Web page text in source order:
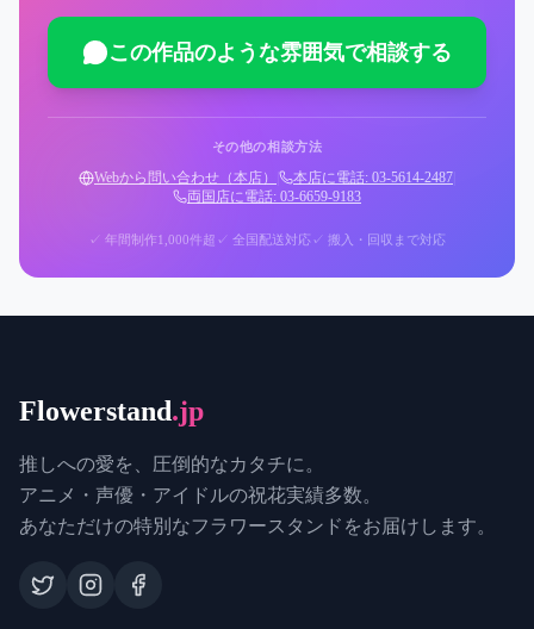
この作品のような雰囲気で相談する
その他の相談方法
Webから問い合わせ（本店） 本店に電話: 03-5614-2487
両国店に電話: 03-6659-9183
✓ 年間制作1,000件超 ✓ 全国配送対応 ✓ 搬入・回収まで対応
Flowerstand.jp
推しへの愛を、圧倒的なカタチに。
アニメ・声優・アイドルの祝花実績多数。
あなただけの特別なフラワースタンドをお届けします。